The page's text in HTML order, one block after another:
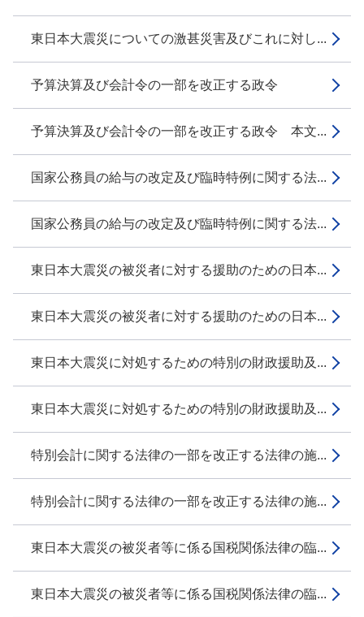
東日本大震災についての激甚災害及びこれに対し...
予算決算及び会計令の一部を改正する政令
予算決算及び会計令の一部を改正する政令 本文...
国家公務員の給与の改定及び臨時特例に関する法...
国家公務員の給与の改定及び臨時特例に関する法...
東日本大震災の被災者に対する援助のための日本...
東日本大震災の被災者に対する援助のための日本...
東日本大震災に対処するための特別の財政援助及...
東日本大震災に対処するための特別の財政援助及...
特別会計に関する法律の一部を改正する法律の施...
特別会計に関する法律の一部を改正する法律の施...
東日本大震災の被災者等に係る国税関係法律の臨...
東日本大震災の被災者等に係る国税関係法律の臨...